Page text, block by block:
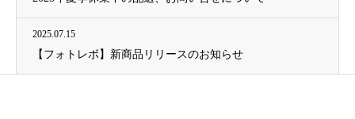
2025.07.15
【フォトレボ】新商品リリースのお知らせ